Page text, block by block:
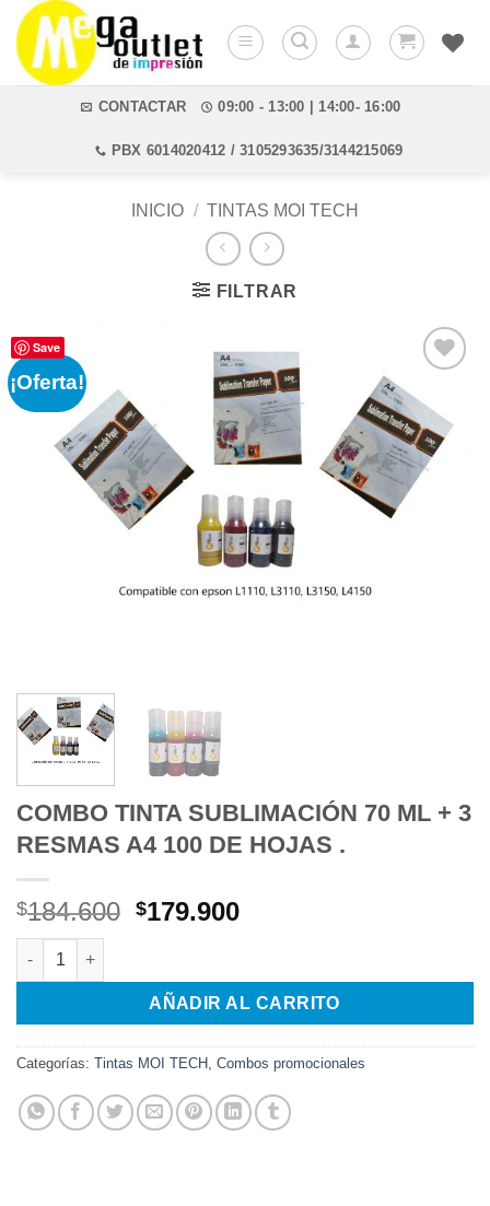
Saltar
contenido
CONTACTAR 09:00 - 13:00 | 14:00- 16:00
PBX 6014020412 / 3105293635/3144215069
INICIO / TINTAS MOI TECH
FILTRAR
Save
¡Oferta!
a la
lista de
deseos
COMBO TINTA SUBLIMACIÓN 70 ML + 3
RESMAS A4 100 DE HOJAS .
$184.600 El
era:
$184.600.
$179.900El
es:
$179.900.
COMBO TINTA SUBLIMACIÓN 70 ML + 3 RESMAS A4 100 DE
AÑADIR AL CARRITO
Categorías: Tintas MOI TECH , Combos promocionales